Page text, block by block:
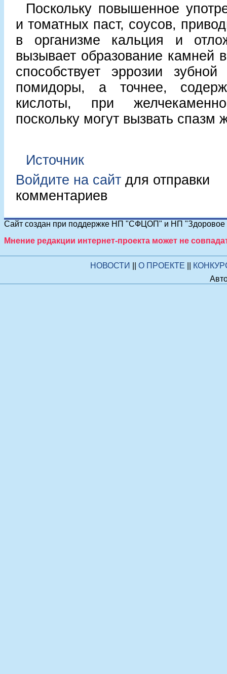
Поскольку повышенное
и томатных паст, соусов,
в организме кальция и
вызывает образование камней
способствует эррозии
помидоры, а точнее,
кислоты, при
поскольку могут вызвать спазм
Источник
Войдите на сайт для отправки
комментариев
Сайт создан при поддержке НП "СФЦОП" и НП "Здоровое
Мнение редакции интернет-проекта может не
НОВОСТИ О ПРОЕКТЕ